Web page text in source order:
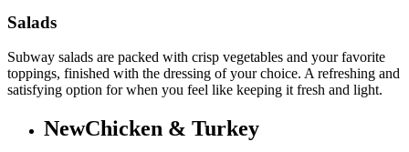
Salads​​​​‌ ‍ ​‍​‍‌‍ ‌ ​‍‌‍‍‌‌‍‌ ‌‍‍‌‌‍ ‍​‍​‍​ ‍‍​‍​‍‌ ​ ‌‍​‌‌‍ ‍‌‍‍‌‌ ‌​‌ ‍‌​‍ ‍‌‍‍‌‌‍ ​‍​‍​‍ ​​‍​‍‌‍‍​‌ ​‍‌‍‌‌‌‍‌‍​‍​‍​ ‍‍​‍​‍‌‍‍​‌ ‌​‌ ‌​‌ ​​‌ ​ ​ ‍‍​‍ ​‍ ‌‍ ‍‌‍ ‌ ​‍‌‍‌​‌‍‍‌‌‍​ ​‍ ‌‌‍​‍‌‍‍‌‌ ‌​‌‍‌‌‌ ​ ​‍ ‌‌‍‌ ‌ ​‍‌‍ ‌ ‌‌‌ ​​​‍ ‌‌ ​ ‌ ‌​‌ ‌‌‌‍‌​‌‍‍‌‌‍ ​‍ ‍‌ ‌‍‌‍‌‌‌ ​‍‌‍​ ‌‍‌‌‌‍ ​​‍ ‍‌‍​‌‌ ​​‌ ​​​‍ ‌‍‍‌‌‍ ‍‌ ‌​‌‍‌‌‌‍ ‍‌ ‌​​‍ ‌‍‌‌‌‍‌​‌‍‍‌‌ ‌​​‍ ‌‍ ‌‌‍ ‌‍‌​‌‍‌‌​ ‌‌ ​​‌ ​‍‌‍‌‌‌ ​ ‌‍‌‌‌‍ ‍‌ ‌​‌‍​‌‌ ‌​‌‍‍‌‌‍ ‌‍ ‍​ ‍ ‌‍‍‌‌‍‌​​ ‌​ ‍‌​ ‍​‌‍​‌​ ‍‌​ ​‍​ ‌ ​ ‌​​ ‍‌​‍ ‌​ ‌ ​ ‍‌​ ​ ​ ‍‌​‍ ‌​ ‌​​ ​​​ ​ ​ ‍‌​‍ ‌‌‍​‌‌‍‌‍​ ‍​‌‍‌​​‍ ‌‌‍​‍‌‍‌‌​ ​ ​ ‌‍​ ‌ ​ ‌ ‌‍​ ‌‍‌‌​ ‌​​ ‌‌‌‍‌‍‌‍​‍​ ‍ ‌ ‌​‌ ‍‌‌ ​​‌‍‌‌​ ‌‌‍​ ‌‍​‌‌ ‌​‌‍‌‌‌‍‌ ‌‍ ‌ ​‍‌ ‍‌​ ‍ ‌ ​​‌‍​‌‌ ‌​‌‍‍​​ ‌‌‍ ‍‌‍​‌‌‍ ‌‌‍‌‌​‍‌‌​ ‌‌‌​​‍‌‌ ‌‍‍ ‌‍‌‌‌ ‍‌​‍‌‌​ ​ ‌​‌​​‍‌‌​ ​ ‌​‌​​‍‌‌​ ​‍​ ​‍‌‍‌‌‌‍ ‍​‍‌‌​ ​‍​ ​‍​‍‌‌​ ‌‌‌​‌​​‍ ‍‌ ‌‍‌‍​‌‌‍ ​‌ ‌‌‌‍‌‌​ ‌‍​‍‌‍​‌‌ ​ ‌‍‌‌‌‌‌‌‌ ​‍‌‍ ​​ ‌‌‍‍​‌ ‌​‌ ‌​‌ ​​‌ ​ ​‍‌‌​ ​ ‌​​‌​‍‌‌​ ​‍‌​‌‍​‍‌‌​ ​‍‌​‌‍‌‍ ‍‌‍ ‌ ​‍‌‍‌​‌‍‍‌‌‍​ ​‍ ‌‌‍​‍‌‍‍‌‌ ‌​‌‍‌‌‌ ​ ​‍ ‌‌‍‌ ‌ ​‍‌‍ ‌ ‌‌‌ ​​​‍ ‌‌ ​ ‌ ‌​‌ ‌‌‌‍‌​‌‍‍‌‌‍ ​‍ ‍‌ ‌‍‌‍‌‌‌ ​‍‌‍​ ‌‍‌‌‌‍ ​​‍ ‍‌‍​‌‌ ​​‌ ​​​‍‌‍‌‍‍‌‌‍‌​​ ‌​ ‍‌​ ‍​‌‍​‌​ ‍‌​ ​‍​ ‌ ​ ‌​​ ‍‌​‍ ‌​ ‌ ​ ‍‌​ ​ ​ ‍‌​‍ ‌​ ‌​​ ​​​ ​ ​ ‍‌​‍ ‌‌‍​‌‌‍‌‍​ ‍​‌‍‌​​‍ ‌‌‍​‍‌‍‌‌​ ​ ​ ‌‍​ ‌ ​ ‌ ‌‍​ ‌‍‌‌​ ‌​​ ‌‌‌‍‌‍‌‍​‍​‍‌‍‌ ‌​‌ ‍‌‌ ​​‌‍‌‌​ ‌‌‍​ ‌‍​‌‌ ‌​‌‍‌‌‌‍‌ ‌‍ ‌ ​‍‌ ‍‌​‍‌‍‌ ​​‌‍​‌‌ ‌​‌‍‍​​ ‌‌‍ ‍‌‍​‌‌‍ ‌‌‍‌‌​‍‌‌​ ‌‌‌​​‍‌‌ ‌‍‍ ‌‍‌‌‌ ‍‌​‍‌‌​ ​ ‌​‌​​‍‌‌​ ​ ‌​‌​​‍‌‌​ ​‍​ ​‍‌‍‌‌‌‍ ‍​‍‌‌​ ​‍​ ​‍​‍‌‌​ ‌‌‌​‌​​‍ ‍‌ ‌‍‌‍​‌‌‍ ​‌ ‌‌‌‍‌‌​‍‌‍‌ ​​‌‍‌‌‌ ​‍‌ ​ ‌ ​​‌‍‌‌‌‍​ ‌ ‌​‌‍‍‌‌ ‌‍‌‍‌‌​ ‌‌ ​​‌ ‌‌‌‍​‍‌‍ ​‌‍‍‌‌ ​ ‌‍‍​‌‍‌‌‌‍‌​​‍​‍‌ ‌
Subway salads are packed with crisp vegetables and your favorite
toppings, finished with the dressing of your choice. A refreshing and
satisfying option for when you feel like keeping it fresh and light.​​​​‌ ‍ ​‍​‍‌‍ ‌ ​‍‌‍‍‌‌‍‌ ‌‍‍‌‌‍ ‍​‍​‍​ ‍‍​‍​‍‌ ​ ‌‍​‌‌‍ ‍‌‍‍‌‌ ‌​‌ ‍‌​‍ ‍‌‍‍‌‌‍ ​‍​‍​‍ ​​‍​‍‌‍‍​‌ ​‍‌‍‌‌‌‍‌‍​‍​‍​ ‍‍​‍​‍‌‍‍​‌ ‌​‌ ‌​‌ ​​‌ ​ ​ ‍‍​‍ ​‍ ‌‍ ‍‌‍ ‌ ​‍‌‍‌​‌‍‍‌‌‍​ ​‍ ‌‌‍​‍‌‍‍‌‌ ‌​‌‍‌‌‌ ​ ​‍ ‌‌‍‌ ‌ ​‍‌‍ ‌ ‌‌‌ ​​​‍ ‌‌ ​ ‌ ‌​‌ ‌‌‌‍‌​‌‍‍‌‌‍ ​‍ ‍‌ ‌‍‌‍‌‌‌ ​‍‌‍​ ‌‍‌‌‌‍ ​​‍ ‍‌‍​‌‌ ​​‌ ​​​‍ ‌‍‍‌‌‍ ‍‌ ‌​‌‍‌‌‌‍ ‍‌ ‌​​‍ ‌‍‌‌‌‍‌​‌‍‍‌‌ ‌​​‍ ‌‍ ‌‌‍ ‌‍‌​‌‍‌‌​ ‌‌ ​​‌ ​‍‌‍‌‌‌ ​ ‌‍‌‌‌‍ ‍‌ ‌​‌‍​‌‌ ‌​‌‍‍‌‌‍ ‌‍ ‍​ ‍ ‌‍‍‌‌‍‌​​ ‌​ ‍‌​ ‍​‌‍​‌​ ‍‌​ ​‍​ ‌ ​ ‌​​ ‍‌​‍ ‌​ ‌ ​ ‍‌​ ​ ​ ‍‌​‍ ‌​ ‌​​ ​​​ ​ ​ ‍‌​‍ ‌‌‍​‌‌‍‌‍​ ‍​‌‍‌​​‍ ‌‌‍​‍‌‍‌‌​ ​ ​ ‌‍​ ‌ ​ ‌ ‌‍​ ‌‍‌‌​ ‌​​ ‌‌‌‍‌‍‌‍​‍​ ‍ ‌ ‌​‌ ‍‌‌ ​​‌‍‌‌​ ‌‌‍​ ‌‍​‌‌ ‌​‌‍‌‌‌‍‌ ‌‍ ‌ ​‍‌ ‍‌​ ‍ ‌ ​​‌‍​‌‌ ‌​‌‍‍​​ ‌‌‍‌​‌‍‌‌‌ ​ ‌‍​ ‌ ​‍‌‍‍‌‌ ​​‌ ‌​‌‍‍‌‌‍ ‌‍ ‍​‍‌‌​ ‌‌‌​​‍‌‌ ‌‍‍ ‌‍‌‌‌ ‍‌​‍‌‌​ ​ ‌​‌​​‍‌‌​ ​ ‌​‌​​‍‌‌​ ​‍​ ​‍‌‍‌‌‌‍ ‍​‍‌‌​ ​‍​ ​‍​‍‌‌​ ‌‌‌​‌​​‍ ‍‌ ‌‍‌‍​‌‌‍ ​‌ ‌‌‌‍‌‌​‍ ‍‌ ‌‍‌‍​‌‌‍ ​‌ ‌‌‌‍‌‌​‍‌‌​ ‌‌‌​​‍‌‌ ‌‍‍ ‌‍‌‌‌ ‍‌​‍‌‌​ ​ ‌​‌​​‍‌‌​ ​ ‌​‌​​‍‌‌​ ​‍​ ​‍​ ‌​‌‍​‍​ ​‍‌‍​ ​ ‌​‌‍​ ‌‍​‌​ ‌ ​ ​​​ ‌‍‌‍‌​​ ‌ ​‍‌‌​ ​‍​ ​‍​‍‌‌​ ‌‌‌​‌​​‍ ‍‌‍​ ‌‍‍​‌‍‍‌‌‍ ​‌‍‌​‌ ​‍‌‍‌‌‌‍ ‍​‍‌‌​ ‌‌‌​​‍‌‌ ‌‍‍ ‌‍‌‌‌ ‍‌​‍‌‌​ ​ ‌​‌​​‍‌‌​ ​ ‌​‌​​‍‌‌​ ​‍​ ​‍‌‍‌‌‌‍‌​‌‍​‌​ ​ ​ ​‌​ ​​‌‍‌‍‌‍​‍​ ​ ​ ​‌‌‍​‌‌‍​‍​‍‌‌​ ​‍​ ​‍​‍‌‌​ ‌‌‌​‌​​‍ ‍‌ ‌​‌‍‌‌‌ ‍​‌ ‌​​ ‌‍​‍‌‍​‌‌ ​ ‌‍‌‌‌‌‌‌‌ ​‍‌‍ ​​ ‌‌‍‍​‌ ‌​‌ ‌​‌ ​​‌ ​ ​‍‌‌​ ​ ‌​​‌​‍‌‌​ ​‍‌​‌‍​‍‌‌​ ​‍‌​‌‍‌‍ ‍‌‍ ‌ ​‍‌‍‌​‌‍‍‌‌‍​ ​‍ ‌‌‍​‍‌‍‍‌‌ ‌​‌‍‌‌‌ ​ ​‍ ‌‌‍‌ ‌ ​‍‌‍ ‌ ‌‌‌ ​​​‍ ‌‌ ​ ‌ ‌​‌ ‌‌‌‍‌​‌‍‍‌‌‍ ​‍ ‍‌ ‌‍‌‍‌‌‌ ​‍‌‍​ ‌‍‌‌‌‍ ​​‍ ‍‌‍​‌‌ ​​‌ ​​​‍‌‍‌‍‍‌‌‍‌​​ ‌​ ‍‌​ ‍​‌‍​‌​ ‍‌​ ​‍​ ‌ ​ ‌​​ ‍‌​‍ ‌​ ‌ ​ ‍‌​ ​ ​ ‍‌​‍ ‌​ ‌​​ ​​​ ​ ​ ‍‌​‍ ‌‌‍​‌‌‍‌‍​ ‍​‌‍‌​​‍ ‌‌‍​‍‌‍‌‌​ ​ ​ ‌‍​ ‌ ​ ‌ ‌‍​ ‌‍‌‌​ ‌​​ ‌‌‌‍‌‍‌‍​‍​‍‌‍‌ ‌​‌ ‍‌‌ ​​‌‍‌‌​ ‌‌‍​ ‌‍​‌‌ ‌​‌‍‌‌‌‍‌ ‌‍ ‌ ​‍‌ ‍‌​‍‌‍‌ ​​‌‍​‌‌ ‌​‌‍‍​​ ‌‌‍‌​‌‍‌‌‌ ​ ‌‍​ ‌ ​‍‌‍‍‌‌ ​​‌ ‌​‌‍‍‌‌‍ ‌‍ ‍​‍‌‌​ ‌‌‌​​‍‌‌ ‌‍‍ ‌‍‌‌‌ ‍‌​‍‌‌​ ​ ‌​‌​​‍‌‌​ ​ ‌​‌​​‍‌‌​ ​‍​ ​‍‌‍‌‌‌‍ ‍​‍‌‌​ ​‍​ ​‍​‍‌‌​ ‌‌‌​‌​​‍ ‍‌ ‌‍‌‍​‌‌‍ ​‌ ‌‌‌‍‌‌​‍ ‍‌ ‌‍‌‍​‌‌‍ ​‌ ‌‌‌‍‌‌​‍‌‌​ ‌‌‌​​‍‌‌ ‌‍‍ ‌‍‌‌‌ ‍‌​‍‌‌​ ​ ‌​‌​​‍‌‌​ ​ ‌​‌​​‍‌‌​ ​‍​ ​‍​ ‌​‌‍​‍​ ​‍‌‍​ ​ ‌​‌‍​ ‌‍​‌​ ‌ ​ ​​​ ‌‍‌‍‌​​ ‌ ​‍‌‌​ ​‍​ ​‍​‍‌‌​ ‌‌‌​‌​​‍ ‍‌‍​ ‌‍‍​‌‍‍‌‌‍ ​‌‍‌​‌ ​‍‌‍‌‌‌‍ ‍​‍‌‌​ ‌‌‌​​‍‌‌ ‌‍‍ ‌‍‌‌‌ ‍‌​‍‌‌​ ​ ‌​‌​​‍‌‌​ ​ ‌​‌​​‍‌‌​ ​‍​ ​‍‌‍‌‌‌‍‌​‌‍​‌​ ​ ​ ​‌​ ​​‌‍‌‍‌‍​‍​ ​ ​ ​‌‌‍​‌‌‍​‍​‍‌‌​ ​‍​ ​‍​‍‌‌​ ‌‌‌​‌​​‍ ‍‌ ‌​‌‍‌‌‌ ‍​‌ ‌​​‍‌‍‌ ​​‌‍‌‌‌ ​‍‌ ​ ‌ ​​‌‍‌‌‌‍​ ‌ ‌​‌‍‍‌‌ ‌‍‌‍‌‌​ ‌‌ ​​‌ ‌‌‌‍​‍‌‍ ​‌‍‍‌‌ ​ ‌‍‍​‌‍‌‌‌‍‌​​‍​‍‌ ‌
New​​​​‌ ‍ ​‍​‍‌‍ ‌ ​‍‌‍‍‌‌‍‌ ‌‍‍‌‌‍ ‍​‍​‍​ ‍‍​‍​‍‌ ​ ‌‍​‌‌‍ ‍‌‍‍‌‌ ‌​‌ ‍‌​‍ ‍‌‍‍‌‌‍ ​‍​‍​‍ ​​‍​‍‌‍‍​‌ ​‍‌‍‌‌‌‍‌‍​‍​‍​ ‍‍​‍​‍‌‍‍​‌ ‌​‌ ‌​‌ ​​‌ ​ ​ ‍‍​‍ ​‍ ‌‍ ‍‌‍ ‌ ​‍‌‍‌​‌‍‍‌‌‍​ ​‍ ‌‌‍​‍‌‍‍‌‌ ‌​‌‍‌‌‌ ​ ​‍ ‌‌‍‌ ‌ ​‍‌‍ ‌ ‌‌‌ ​​​‍ ‌‌ ​ ‌ ‌​‌ ‌‌‌‍‌​‌‍‍‌‌‍ ​‍ ‍‌ ‌‍‌‍‌‌‌ ​‍‌‍​ ‌‍‌‌‌‍ ​​‍ ‍‌‍​‌‌ ​​‌ ​​​‍ ‌‍‍‌‌‍ ‍‌ ‌​‌‍‌‌‌‍ ‍‌ ‌​​‍ ‌‍‌‌‌‍‌​‌‍‍‌‌ ‌​​‍ ‌‍ ‌‌‍ ‌‍‌​‌‍‌‌​ ‌‌ ​​‌ ​‍‌‍‌‌‌ ​ ‌‍‌‌‌‍ ‍‌ ‌​‌‍​‌‌ ‌​‌‍‍‌‌‍ ‌‍ ‍​ ‍ ‌‍‍‌‌‍‌​​ ‌​ ​ ​ ‍‌​ ‌‌‌‍​‍‌‍‌​​ ‌‌‌‍​‍‌‍‌‍​‍ ‌​ ​​​ ‌‌​ ​​​ ‌‌​‍ ‌​ ‌​‌‍​‍​ ‌​​ ‌​​‍ ‌‌‍​‍​ ‌‍‌‍​ ​ ‍‌​‍ ‌​ ‌ ‌‍‌‌‌‍​ ​ ‍‌​ ‌‍‌‍‌‍‌‍​‍​ ​​‌‍‌​‌‍‌‍​ ‌​‌‍​‍​ ‍ ‌ ‌​‌ ‍‌‌ ​​‌‍‌‌​ ‌‌ ​ ‌ ‌‌‌‍​‍‌‍​ ‌‍​‌‌ ‌​‌‍‌‌‌‍‌ ‌‍ ‌ ​‍‌ ‍‌​ ‍ ‌ ​​‌‍​‌‌ ‌​‌‍‍​​ ‌‌‍​‍‌‍​‌‌‍‌​‌‍‌ ‌‍‌‌​‍‌‌​ ‌‌‌​​‍‌‌ ‌‍‍ ‌‍‌‌‌ ‍‌​‍‌‌​ ​ ‌​‌​​‍‌‌​ ​ ‌​‌​​‍‌‌​ ​‍​ ​‍‌‍‌‌‌‍ ‍​‍‌‌​ ​‍​ ​‍​‍‌‌​ ‌‌‌​‌​​‍ ‍‌ ‌‍‌‍​‌‌‍ ​‌ ‌‌‌‍‌‌​ ‌‍​‍‌‍​‌‌ ​ ‌‍‌‌‌‌‌‌‌ ​‍‌‍ ​​ ‌‌‍‍​‌ ‌​‌ ‌​‌ ​​‌ ​ ​‍‌‌​ ​ ‌​​‌​‍‌‌​ ​‍‌​‌‍​‍‌‌​ ​‍‌​‌‍‌‍ ‍‌‍ ‌ ​‍‌‍‌​‌‍‍‌‌‍​ ​‍ ‌‌‍​‍‌‍‍‌‌ ‌​‌‍‌‌‌ ​ ​‍ ‌‌‍‌ ‌ ​‍‌‍ ‌ ‌‌‌ ​​​‍ ‌‌ ​ ‌ ‌​‌ ‌‌‌‍‌​‌‍‍‌‌‍ ​‍ ‍‌ ‌‍‌‍‌‌‌ ​‍‌‍​ ‌‍‌‌‌‍ ​​‍ ‍‌‍​‌‌ ​​‌ ​​​‍‌‍‌‍‍‌‌‍‌​​ ‌​ ​ ​ ‍‌​ ‌‌‌‍​‍‌‍‌​​ ‌‌‌‍​‍‌‍‌‍​‍ ‌​ ​​​ ‌‌​ ​​​ ‌‌​‍ ‌​ ‌​‌‍​‍​ ‌​​ ‌​​‍ ‌‌‍​‍​ ‌‍‌‍​ ​ ‍‌​‍ ‌​ ‌ ‌‍‌‌‌‍​ ​ ‍‌​ ‌‍‌‍‌‍‌‍​‍​ ​​‌‍‌​‌‍‌‍​ ‌​‌‍​‍​‍‌‍‌ ‌​‌ ‍‌‌ ​​‌‍‌‌​ ‌‌ ​ ‌ ‌‌‌‍​‍‌‍​ ‌‍​‌‌ ‌​‌‍‌‌‌‍‌ ‌‍ ‌ ​‍‌ ‍‌​‍‌‍‌ ​​‌‍​‌‌ ‌​‌‍‍​​ ‌‌‍​‍‌‍​‌‌‍‌​‌‍‌ ‌‍‌‌​‍‌‌​ ‌‌‌​​‍‌‌ ‌‍‍ ‌‍‌‌‌ ‍‌​‍‌‌​ ​ ‌​‌​​‍‌‌​ ​ ‌​‌​​‍‌‌​ ​‍​ ​‍‌‍‌‌‌‍ ‍​‍‌‌​ ​‍​ ​‍​‍‌‌​ ‌‌‌​‌​​‍ ‍‌ ‌‍‌‍​‌‌‍ ​‌ ‌‌‌‍‌‌​‍‌‍‌ ​​‌‍‌‌‌ ​‍‌ ​ ‌ ​​‌‍‌‌‌‍​ ‌ ‌​‌‍‍‌‌ ‌‍‌‍‌‌​ ‌‌ ​​‌ ‌‌‌‍​‍‌‍ ​‌‍‍‌‌ ​ ‌‍‍​‌‍‌‌‌‍‌​​‍​‍‌ ‌Chicken & Turkey​​​​‌ ‍ ​‍​‍‌‍ ‌ ​‍‌‍‍‌‌‍‌ ‌‍‍‌‌‍ ‍​‍​‍​ ‍‍​‍​‍‌ ​ ‌‍​‌‌‍ ‍‌‍‍‌‌ ‌​‌ ‍‌​‍ ‍‌‍‍‌‌‍ ​‍​‍​‍ ​​‍​‍‌‍‍​‌ ​‍‌‍‌‌‌‍‌‍​‍​‍​ ‍‍​‍​‍‌‍‍​‌ ‌​‌ ‌​‌ ​​‌ ​ ​ ‍‍​‍ ​‍ ‌‍ ‍‌‍ ‌ ​‍‌‍‌​‌‍‍‌‌‍​ ​‍ ‌‌‍​‍‌‍‍‌‌ ‌​‌‍‌‌‌ ​ ​‍ ‌‌‍‌ ‌ ​‍‌‍ ‌ ‌‌‌ ​​​‍ ‌‌ ​ ‌ ‌​‌ ‌‌‌‍‌​‌‍‍‌‌‍ ​‍ ‍‌ ‌‍‌‍‌‌‌ ​‍‌‍​ ‌‍‌‌‌‍ ​​‍ ‍‌‍​‌‌ ​​‌ ​​​‍ ‌‍‍‌‌‍ ‍‌ ‌​‌‍‌‌‌‍ ‍‌ ‌​​‍ ‌‍‌‌‌‍‌​‌‍‍‌‌ ‌​​‍ ‌‍ ‌‌‍ ‌‍‌​‌‍‌‌​ ‌‌ ​​‌ ​‍‌‍‌‌‌ ​ ‌‍‌‌‌‍ ‍‌ ‌​‌‍​‌‌ ‌​‌‍‍‌‌‍ ‌‍ ‍​ ‍ ‌‍‍‌‌‍‌​​ ‌​ ​ ​ ‍‌​ ‌‌‌‍​‍‌‍‌​​ ‌‌‌‍​‍‌‍‌‍​‍ ‌​ ​​​ ‌‌​ ​​​ ‌‌​‍ ‌​ ‌​‌‍​‍​ ‌​​ ‌​​‍ ‌‌‍​‍​ ‌‍‌‍​ ​ ‍‌​‍ ‌​ ‌ ‌‍‌‌‌‍​ ​ ‍‌​ ‌‍‌‍‌‍‌‍​‍​ ​​‌‍‌​‌‍‌‍​ ‌​‌‍​‍​ ‍ ‌ ‌​‌ ‍‌‌ ​​‌‍‌‌​ ‌‌ ​ ‌ ‌‌‌‍​‍‌‍​ ‌‍​‌‌ ‌​‌‍‌‌‌‍‌ ‌‍ ‌ ​‍‌ ‍‌​ ‍ ‌ ​​‌‍​‌‌ ‌​‌‍‍​​ ‌‌‍ ‍‌‍​‌‌‍ ‌‌‍‌‌​‍‌‌​ ‌‌‌​​‍‌‌ ‌‍‍ ‌‍‌‌‌ ‍‌​‍‌‌​ ​ ‌​‌​​‍‌‌​ ​ ‌​‌​​‍‌‌​ ​‍​ ​‍‌‍‌‌‌‍ ‍​‍‌‌​ ​‍​ ​‍​‍‌‌​ ‌‌‌​‌​​‍ ‍‌ ‌‍‌‍​‌‌‍ ​‌ ‌‌‌‍‌‌​ ‌‍​‍‌‍​‌‌ ​ ‌‍‌‌‌‌‌‌‌ ​‍‌‍ ​​ ‌‌‍‍​‌ ‌​‌ ‌​‌ ​​‌ ​ ​‍‌‌​ ​ ‌​​‌​‍‌‌​ ​‍‌​‌‍​‍‌‌​ ​‍‌​‌‍‌‍ ‍‌‍ ‌ ​‍‌‍‌​‌‍‍‌‌‍​ ​‍ ‌‌‍​‍‌‍‍‌‌ ‌​‌‍‌‌‌ ​ ​‍ ‌‌‍‌ ‌ ​‍‌‍ ‌ ‌‌‌ ​​​‍ ‌‌ ​ ‌ ‌​‌ ‌‌‌‍‌​‌‍‍‌‌‍ ​‍ ‍‌ ‌‍‌‍‌‌‌ ​‍‌‍​ ‌‍‌‌‌‍ ​​‍ ‍‌‍​‌‌ ​​‌ ​​​‍‌‍‌‍‍‌‌‍‌​​ ‌​ ​ ​ ‍‌​ ‌‌‌‍​‍‌‍‌​​ ‌‌‌‍​‍‌‍‌‍​‍ ‌​ ​​​ ‌‌​ ​​​ ‌‌​‍ ‌​ ‌​‌‍​‍​ ‌​​ ‌​​‍ ‌‌‍​‍​ ‌‍‌‍​ ​ ‍‌​‍ ‌​ ‌ ‌‍‌‌‌‍​ ​ ‍‌​ ‌‍‌‍‌‍‌‍​‍​ ​​‌‍‌​‌‍‌‍​ ‌​‌‍​‍​‍‌‍‌ ‌​‌ ‍‌‌ ​​‌‍‌‌​ ‌‌ ​ ‌ ‌‌‌‍​‍‌‍​ ‌‍​‌‌ ‌​‌‍‌‌‌‍‌ ‌‍ ‌ ​‍‌ ‍‌​‍‌‍‌ ​​‌‍​‌‌ ‌​‌‍‍​​ ‌‌‍ ‍‌‍​‌‌‍ ‌‌‍‌‌​‍‌‌​ ‌‌‌​​‍‌‌ ‌‍‍ ‌‍‌‌‌ ‍‌​‍‌‌​ ​ ‌​‌​​‍‌‌​ ​ ‌​‌​​‍‌‌​ ​‍​ ​‍‌‍‌‌‌‍ ‍​‍‌‌​ ​‍​ ​‍​‍‌‌​ ‌‌‌​‌​​‍ ‍‌ ‌‍‌‍​‌‌‍ ​‌ ‌‌‌‍‌‌​‍‌‍‌ ​​‌‍‌‌‌ ​‍‌ ​ ‌ ​​‌‍‌‌‌‍​ ‌ ‌​‌‍‍‌‌ ‌‍‌‍‌‌​ ‌‌ ​​‌ ‌‌‌‍​‍‌‍ ​‌‍‍‌‌ ​ ‌‍‍​‌‍‌‌‌‍‌​​‍​‍‌ ‌